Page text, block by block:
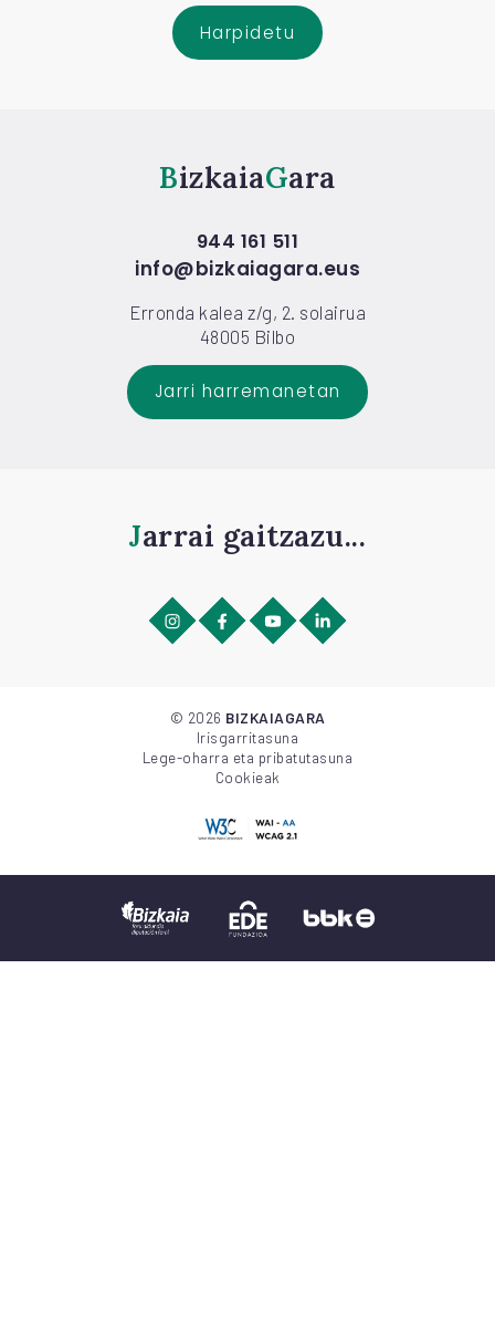
Harpidetu
Bizkaia Gara
944 161 511
info@bizkaiagara.eus
Erronda kalea z/g, 2. solairua
48005 Bilbo
Jarri harremanetan
Jarrai gaitzazu...
© 2026 BIZKAIAGARA
Irisgarritasuna
Lege-oharra eta pribatutasuna
Cookieak